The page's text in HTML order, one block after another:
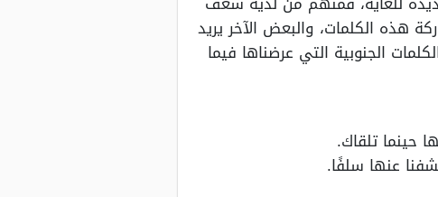
هذه الكلمات، والبعض الآخر يريد
الجنوبية التي عرضناها فيما
حينما تلقاك.
عنها سلفًا.